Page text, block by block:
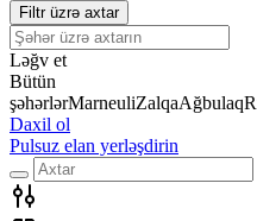
Filtr üzrə axtar
Ləğv et
Bütün
şəhərlərMarneuliZalqaAğbulaq
Daxil ol
Pulsuz elan yerləşdirin